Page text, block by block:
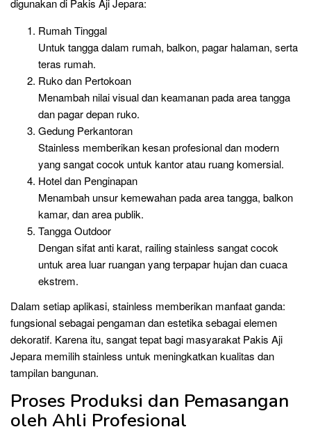
digunakan di Pakis Aji Jepara:
Rumah Tinggal
Untuk tangga dalam rumah, balkon, pagar halaman, serta
teras rumah.
Ruko dan Pertokoan
Menambah nilai visual dan keamanan pada area tangga
dan pagar depan ruko.
Gedung Perkantoran
Stainless memberikan kesan profesional dan modern
yang sangat cocok untuk kantor atau ruang komersial.
Hotel dan Penginapan
Menambah unsur kemewahan pada area tangga, balkon
kamar, dan area publik.
Tangga Outdoor
Dengan sifat anti karat, railing stainless sangat cocok
untuk area luar ruangan yang terpapar hujan dan cuaca
ekstrem.
Dalam setiap aplikasi, stainless memberikan manfaat ganda:
fungsional sebagai pengaman dan estetika sebagai elemen
dekoratif. Karena itu, sangat tepat bagi masyarakat Pakis Aji
Jepara memilih stainless untuk meningkatkan kualitas dan
tampilan bangunan.
Proses Produksi dan Pemasangan
oleh Ahli Profesional